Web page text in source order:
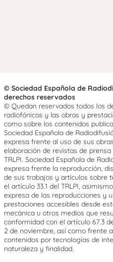
© Sociedad Española de
derechos reservados
© Quedan reservados todos los
radiofónicos y las obras y
como sobre los contenidos
Sociedad Española de
expresa frente al uso de sus
elaboración de revistas de
TRLPI. Sociedad Española de
expresa frente la reproducción,
de sus trabajos y artículos sobre
el artículo 33.1 del TRLPI,
expresa de las reproducciones y
prestaciones accesibles desde
mecánica u otros medios que
conformidad con el artículo 67.3
2 de noviembre, así como frente
contenidos por tecnologías de
naturaleza y finalidad.